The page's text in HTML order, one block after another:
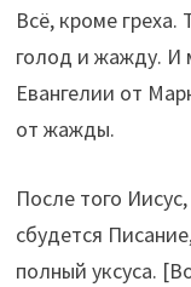
Всё, кроме
голод и жажду. И
Евангелии от
от жажды.
После того
сбудется
полный уксуса.